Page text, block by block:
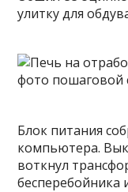
улитку для
Блок питания
компьютера.
воткнул
бесперебойника